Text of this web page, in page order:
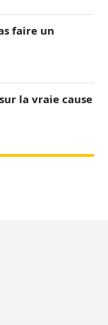
faire un
la vraie cause